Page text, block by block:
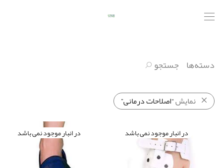
دسته‌ها جستجو
نمایش“اصلاحات درمانی”